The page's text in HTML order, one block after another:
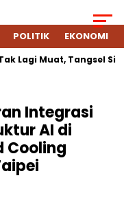
POLITIK EKONOMI
Lagi Muat, Tangsel
Integrasi
AI di
Cooling